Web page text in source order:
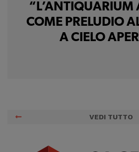
“L’ANTIQUARIUM
COME PRELUDIO
A CIELO
VEDI TUTTO